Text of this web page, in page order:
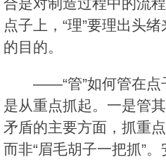
点子上，“理”要理出头
的目的。
——“管”如何管在点
是从重点抓起。一是管
矛盾的主要方面，抓重
而非“眉毛胡子一把抓”